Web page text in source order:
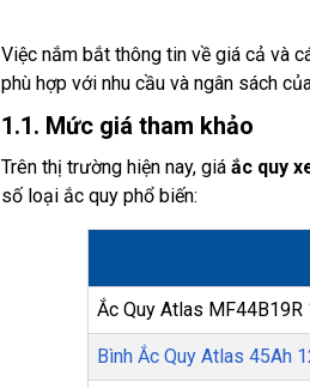
Việc nắm bắt thông tin về giá cả và
phù hợp với nhu cầu và ngân sách
1.1. Mức giá tham khảo
Trên thị trường hiện nay, giá ắc quy
số loại ắc quy phổ biến:
Ắc Quy Atlas MF44B19R
Bình Ắc Quy Atlas 45Ah